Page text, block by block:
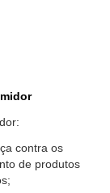
contra os
de produtos